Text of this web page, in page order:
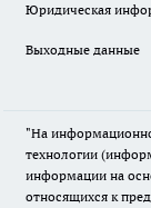
Юридическая
Выходные данные
"На
технологии
информации на
относящихся к